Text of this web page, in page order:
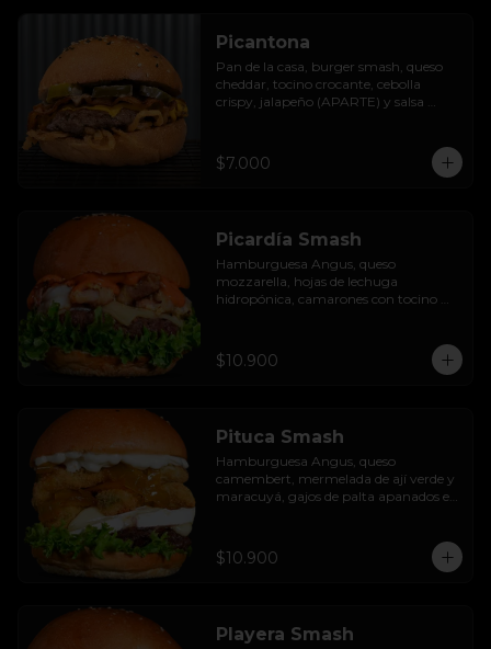
Picantona
Pan de la casa, burger smash, queso
cheddar, tocino crocante, cebolla
crispy, jalapeño (APARTE) y salsa
$7.000
Picardía Smash
Hamburguesa Angus, queso
mozzarella, hojas de lechuga
hidropónica, camarones con tocino
$10.900
Pituca Smash
Hamburguesa Angus, queso
camembert, mermelada de ají verde y
maracuyá, gajos de palta apanados en
$10.900
Playera Smash